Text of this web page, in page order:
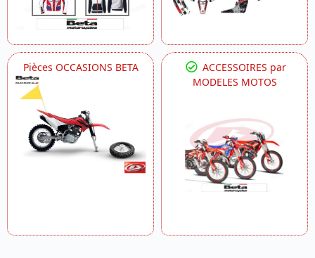
Pièces OCCASIONS BETA
ACCESSOIRES par
MODELES MOTOS